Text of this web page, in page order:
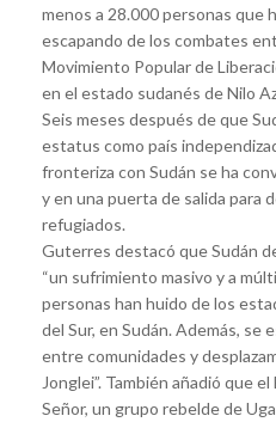
menos a 28.000 personas que
escapando de los combates
Movimiento Popular de
en el estado sudanés de Nilo
Seis meses después de que
estatus como país
fronteriza con Sudán se ha
y en una puerta de salida para
refugiados.
Guterres destacó que Sudán
“un sufrimiento masivo y a
personas han huido de los
del Sur, en Sudán. Además, se
entre comunidades y
Jonglei”. También añadió que
Señor, un grupo rebelde de